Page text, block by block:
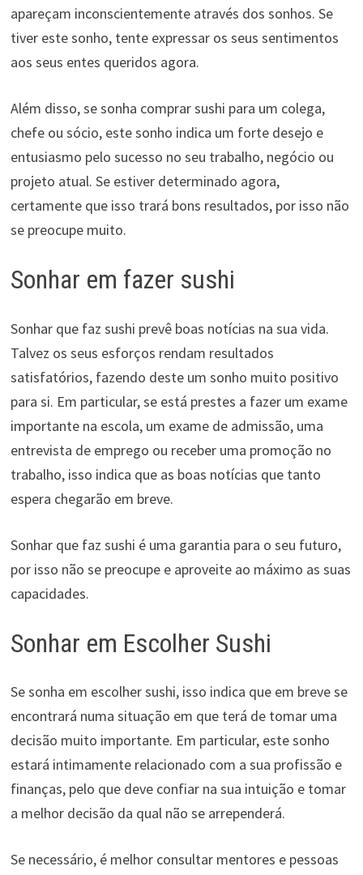
apareçam inconscientemente através dos sonhos. Se
tiver este sonho, tente expressar os seus sentimentos
aos seus entes queridos agora.
Além disso, se sonha comprar sushi para um colega,
chefe ou sócio, este sonho indica um forte desejo e
entusiasmo pelo sucesso no seu trabalho, negócio ou
projeto atual. Se estiver determinado agora,
certamente que isso trará bons resultados, por isso não
se preocupe muito.
Sonhar em fazer sushi
Sonhar que faz sushi prevê boas notícias na sua vida.
Talvez os seus esforços rendam resultados
satisfatórios, fazendo deste um sonho muito positivo
para si. Em particular, se está prestes a fazer um exame
importante na escola, um exame de admissão, uma
entrevista de emprego ou receber uma promoção no
trabalho, isso indica que as boas notícias que tanto
espera chegarão em breve.
Sonhar que faz sushi é uma garantia para o seu futuro,
por isso não se preocupe e aproveite ao máximo as suas
capacidades.
Sonhar em Escolher Sushi
Se sonha em escolher sushi, isso indica que em breve se
encontrará numa situação em que terá de tomar uma
decisão muito importante. Em particular, este sonho
estará intimamente relacionado com a sua profissão e
finanças, pelo que deve confiar na sua intuição e tomar
a melhor decisão da qual não se arrependerá.
Se necessário, é melhor consultar mentores e pessoas